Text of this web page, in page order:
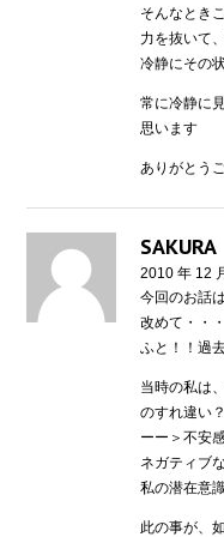
そんなとき
力を抜いて
冷静にその
常に冷静に
思います
ありがとう
SAKURA
2010 年 12
今回のお話
改めて・・
ふと！！過
当時の私は
のすれ違い
ーー＞不安
ネガティブ
私の潜在意
此の事が、